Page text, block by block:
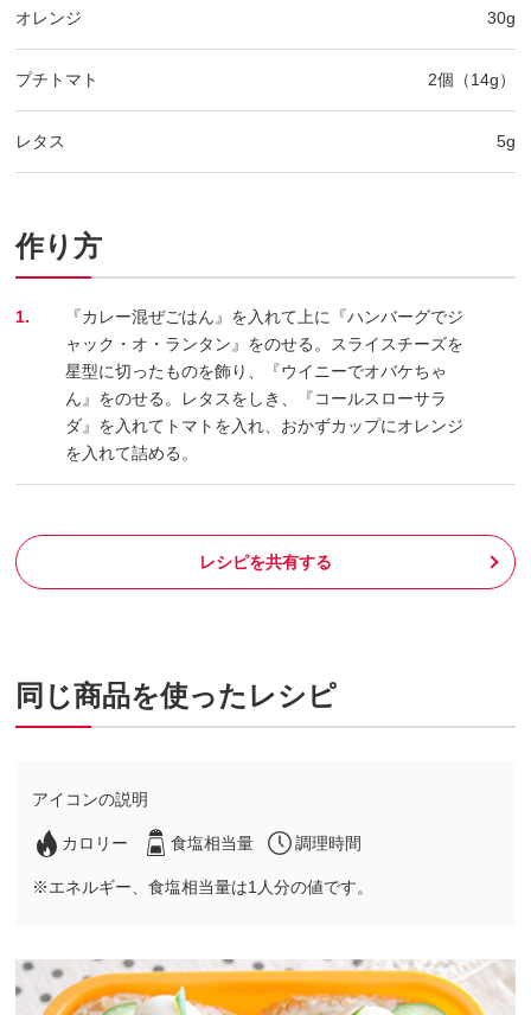
オレンジ 30g
プチトマト 2個（14g）
レタス 5g
作り方
1.
『カレー混ぜごはん』を入れて上に『ハンバーグでジ
ャック・オ・ランタン』をのせる。スライスチーズを
星型に切ったものを飾り、『ウイニーでオバケちゃ
ん』をのせる。レタスをしき、『コールスローサラ
ダ』を入れてトマトを入れ、おかずカップにオレンジ
を入れて詰める。
レシピを共有する
同じ商品を使ったレシピ
アイコンの説明
カロリー 食塩相当量 調理時間
※エネルギー、食塩相当量は1人分の値です。